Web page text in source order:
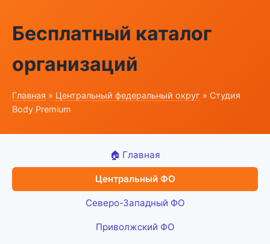
Бесплатный каталог
организаций
Главная » Центральный федеральный округ » Студия
Body Premium
🏠 Главная
Центральный ФО
Северо-Западный ФО
Приволжский ФО